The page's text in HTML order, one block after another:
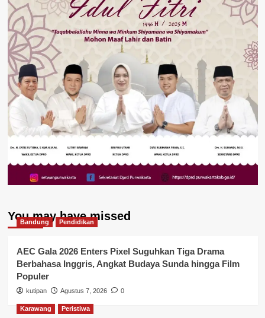
You may have missed
Bandung Pendidikan
AEC Gala 2026 Enters Pixel Suguhkan Tiga Drama
Berbahasa Inggris, Angkat Budaya Sunda hingga Film
Populer
kutipan Agustus 7, 2026 0
Karawang Peristiwa